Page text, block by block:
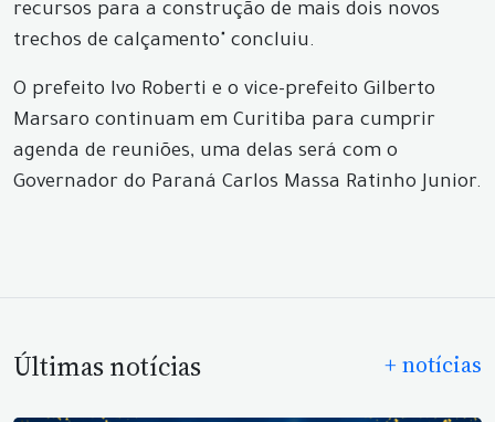
recursos para a construção de mais dois novos
trechos de calçamento" concluiu.
O prefeito Ivo Roberti e o vice-prefeito Gilberto
Marsaro continuam em Curitiba para cumprir
agenda de reuniões, uma delas será com o
Governador do Paraná Carlos Massa Ratinho Junior.
Últimas notícias + notícias